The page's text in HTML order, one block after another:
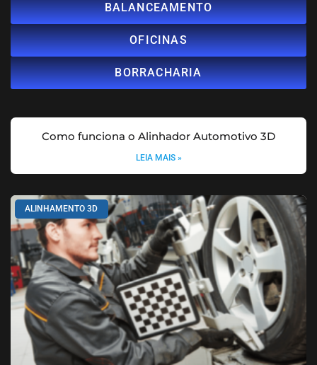
BALANCEAMENTO
OFICINAS
BORRACHARIA
Como funciona o Alinhador Automotivo 3D
LEIA MAIS »
ALINHAMENTO 3D